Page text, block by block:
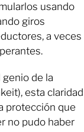
usando
giros
a veces
genio de la
esta claridad
protección que
no pudo haber